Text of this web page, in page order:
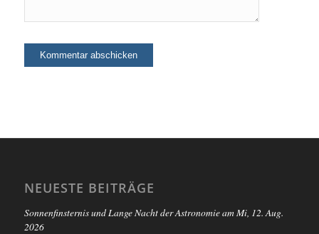
NEUESTE BEITRÄGE
Sonnenfinsternis und Lange Nacht der Astronomie am Mi, 12. Aug.
2026